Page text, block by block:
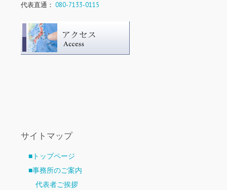
代表直通： 080-7133-0115
サイトマップ
■トップページ
■事務所のご案内
代表者ご挨拶